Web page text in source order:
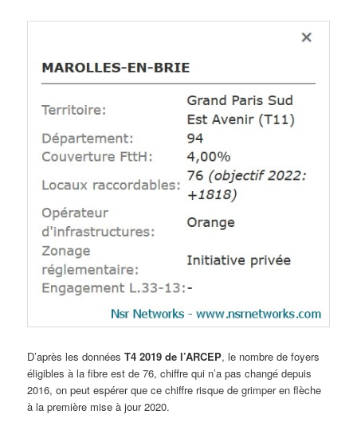
D’après les donnéesT4 2019 de l’ARCEP, le nombre de foyers
éligibles à la fibre est de 76, chiffre qui n’a pas changé depuis
2016, on peut espérer que ce chiffre risque de grimper en flèche
à la première mise à jour 2020.